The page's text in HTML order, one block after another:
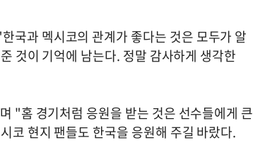
국과 멕시코의 관계가 좋다는 것은 모두가 알
것이 기억에 남는다. 정말 감사하게 생각한
"홈 경기처럼 응원을 받는 것은 선수들에게 큰
코 현지 팬들도 한국을 응원해 주길 바랐다.